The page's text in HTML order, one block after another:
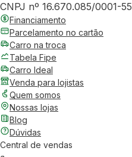
CNPJ nº 16.670.085/0001-55
Financiamento
Parcelamento no cartão
Carro na troca
Tabela Fipe
Carro Ideal
Venda para lojistas
Quem somos
Nossas lojas
Blog
Dúvidas
Central de vendas